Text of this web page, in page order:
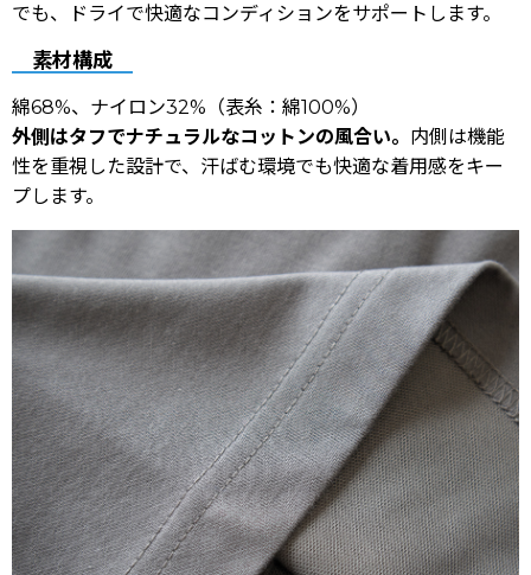
でも、ドライで快適なコンディションをサポートします。
素材構成
綿68%、ナイロン32%（表糸：綿100%）
外側はタフでナチュラルなコットンの風合い。 内側は機能
性を重視した設計で、汗ばむ環境でも快適な着用感をキー
プします。